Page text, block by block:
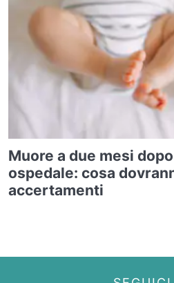
Muore a due mesi
ospedale: cosa
accertamenti